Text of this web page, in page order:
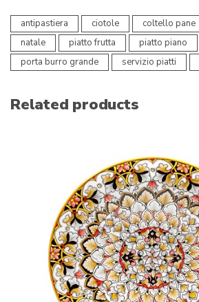
antipastiera ciotole coltello pane
natale
piatto frutta
piatto piano
porta burro grande
servizio piatti
Related products